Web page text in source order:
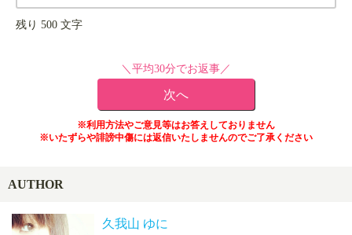
残り 500 文字
＼平均30分でお返事／
※利用方法やご意見等はお答えしておりません
※いたずらや誹謗中傷には返信いたしませんのでご了承ください
AUTHOR
久我山 ゆに